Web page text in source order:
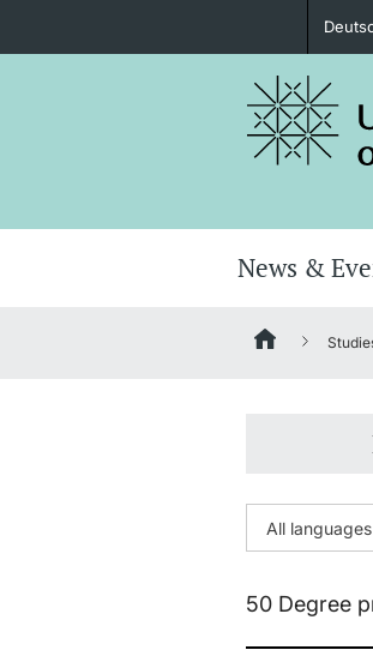
Further
News &
50 Degree